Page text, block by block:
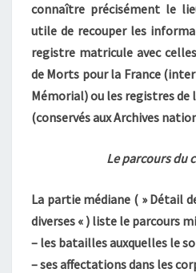
connaître précisément le
utile de recouper les
registre matricule avec
de Morts pour la France
Mémorial) ou les registres de
(conservés aux Archives
Le parcours du
La partie médiane ( » Détail
diverses « ) liste le parcours
– les batailles auxquelles le
– ses affectations dans les